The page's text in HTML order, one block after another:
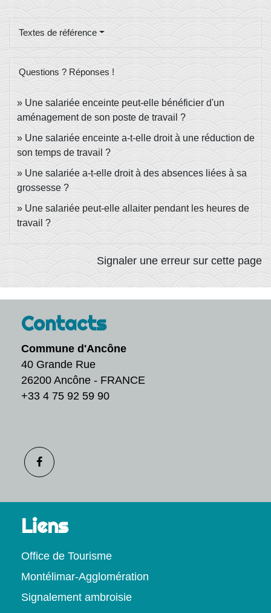
Textes de référence
Questions ? Réponses !
Une salariée enceinte peut-elle bénéficier d'un
aménagement de son poste de travail ?
Une salariée enceinte a-t-elle droit à une réduction de
son temps de travail ?
Une salariée a-t-elle droit à des absences liées à sa
grossesse ?
Une salariée peut-elle allaiter pendant les heures de
travail ?
Signaler une erreur sur cette page
Contacts
Commune d'Ancône
40 Grande Rue
26200 Ancône - FRANCE
+33 4 75 92 59 90
Liens
Office de Tourisme
Montélimar-Agglomération
Signalement ambroisie